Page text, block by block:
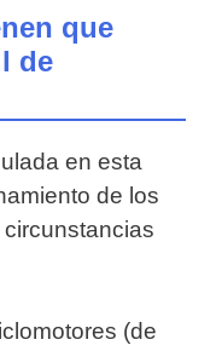
que
de
en esta
de los
(de